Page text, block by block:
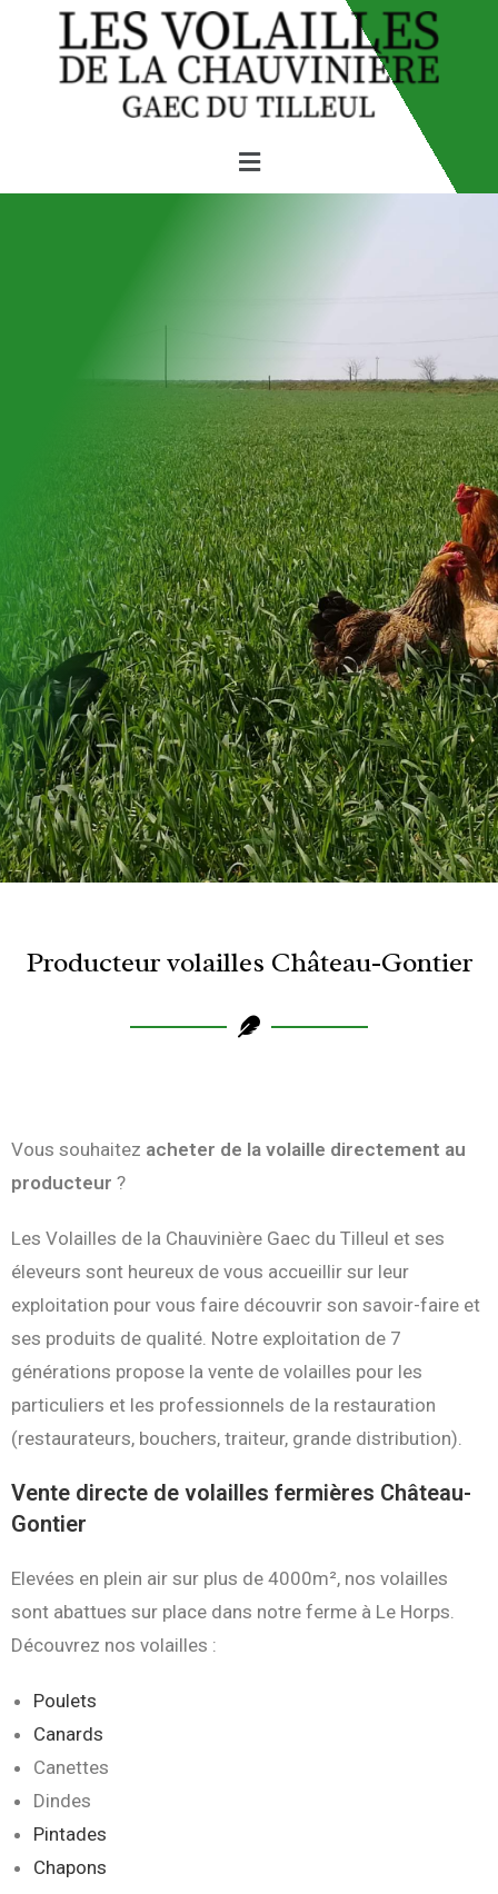
Producteur volailles Château-Gontier
Vous souhaitez acheter de la volaille directement au
producteur ?
Les Volailles de la Chauvinière Gaec du Tilleul et ses
éleveurs sont heureux de vous accueillir sur leur
exploitation pour vous faire découvrir son savoir-faire et
ses produits de qualité. Notre exploitation de 7
générations propose la vente de volailles pour les
particuliers et les professionnels de la restauration
(restaurateurs, bouchers, traiteur, grande distribution).
Vente directe de volailles fermières Château-
Gontier
Elevées en plein air sur plus de 4000m², nos volailles
sont abattues sur place dans notre ferme à Le Horps.
Découvrez nos volailles :
Poulets
Canards
Canettes
Dindes
Pintades
Chapons